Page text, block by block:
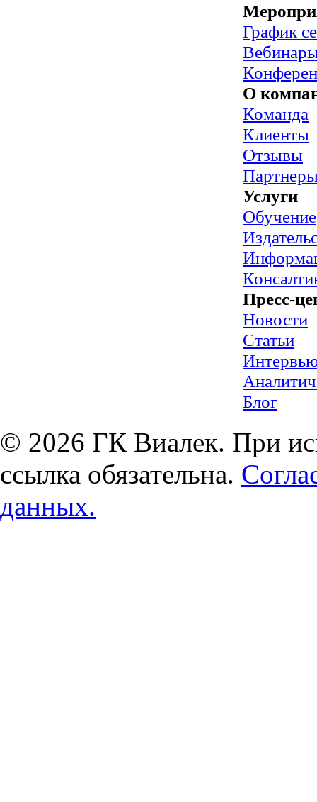
График
О
Команда
Клиенты
Отзывы
Услуги
Обучение
Пресс-
Новости
Статьи
Блог
© 2026 ГК Виалек. При
ссылка обязательна.
данных.